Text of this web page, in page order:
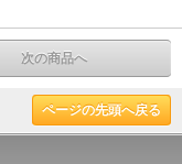
次の商品へ
ページの先頭へ戻る